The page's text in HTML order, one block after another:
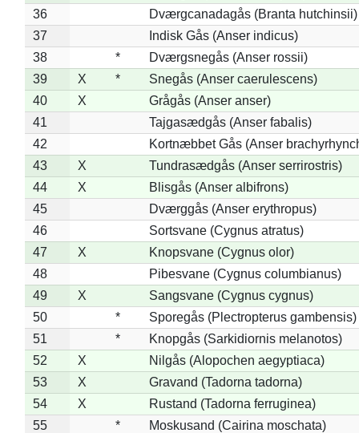
36
Dværgcanadagås (Branta hutchinsii)
37
Indisk Gås (Anser indicus)
38
*
Dværgsnegås (Anser rossii)
39
X *
Snegås (Anser caerulescens)
40
X
Grågås (Anser anser)
41
Tajgasædgås (Anser fabalis)
42
Kortnæbbet Gås (Anser
43
X
Tundrasædgås (Anser serrirostris)
44
X
Blisgås (Anser albifrons)
45
Dværggås (Anser erythropus)
46
Sortsvane (Cygnus atratus)
47
X
Knopsvane (Cygnus olor)
48
Pibesvane (Cygnus columbianus)
49
X
Sangsvane (Cygnus cygnus)
50
*
Sporegås (Plectropterus gambensis)
51
*
Knopgås (Sarkidiornis melanotos)
52
X
Nilgås (Alopochen aegyptiaca)
53
X
Gravand (Tadorna tadorna)
54
X
Rustand (Tadorna ferruginea)
55
*
Moskusand (Cairina moschata)